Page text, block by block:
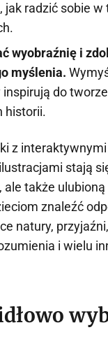
jak radzić sobie w
wyobraźnię i
myślenia.
inspirują do
historii.
z
stają
ale także
znaleźć
natury, przyjaźni,
i wielu